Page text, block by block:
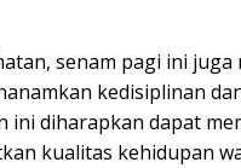
senam pagi ini juga
kedisiplinan
ini diharapkan dapat
kualitas kehidupan